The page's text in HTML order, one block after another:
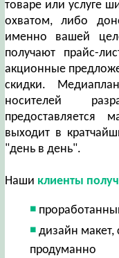
товаре или услуге
охватом, либо
именно вашей
получают прайс-
акционные
скидки.
носителей
выходит в
"день в день".
Наши клиенты
дизайн макет,
продуманно